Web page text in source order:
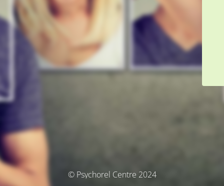
© Psychorel Centre 2024